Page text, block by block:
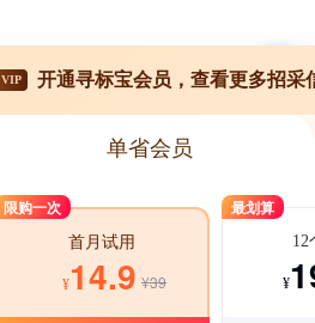
VIP 开通寻标宝会员，查看更多招采
单省会员
限购一次
首月试用
¥14.9 ¥39
最划算
12
¥